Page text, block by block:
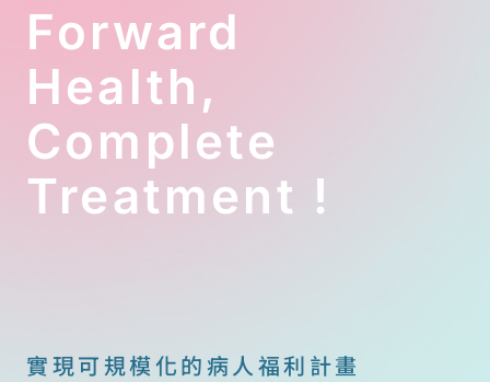
Forward
Health,
Complete
Treatment !
實現可規模化的病人福利計畫